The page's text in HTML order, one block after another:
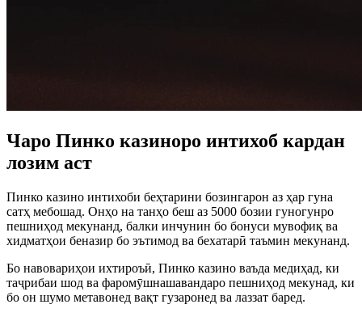
Чаро Пинко казиноро интихоб кардан
лозим аст
Пинко казино интихоби беҳтарини бозингарон аз ҳар гуна
сатҳ мебошад. Онҳо на танҳо беш аз 5000 бозии гуногунро
пешниҳод мекунанд, балки инчунин бо бонуси мувофиқ ва
хидматҳои беназир бо эътимод ва бехатарӣ таъмин мекунанд.
Бо навовариҳои ихтироъӣ, Пинко казино ваъда медиҳад, ки
таҷрибаи шод ва фаромӯшнашавандаро пешниҳод мекунад, ки
бо он шумо метавонед вақт гузаронед ва лаззат баред.